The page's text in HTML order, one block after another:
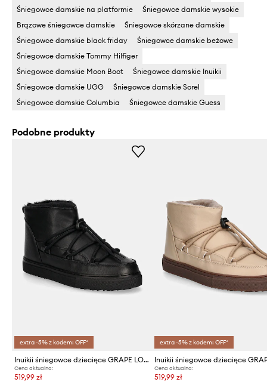
Śniegowce damskie na platformie
Śniegowce damskie wysokie
Brązowe śniegowce damskie
Śniegowce skórzane damskie
Śniegowce damskie black friday
Śniegowce damskie beżowe
Śniegowce damskie Tommy Hilfiger
Śniegowce damskie Moon Boot
Śniegowce damskie Inuikii
Śniegowce damskie UGG
Śniegowce damskie Sorel
Śniegowce damskie Columbia
Śniegowce damskie Guess
Podobne produkty
extra -5% z kodem: OFF*
Inuikii śniegowce dziecięce GRAPE LOW
Cena aktualna:
519,99 zł
extra -5% z kodem: OFF*
Cena aktualna:
519,99 zł